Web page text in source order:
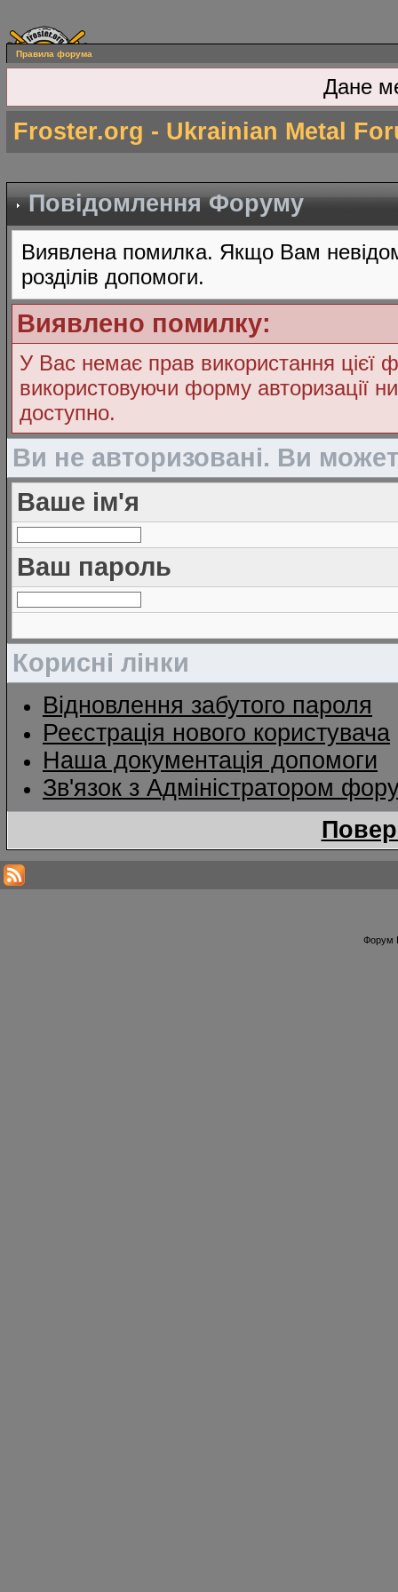
Правила форума
Дане
Froster.org - Ukrainian Metal
Повідомлення Форуму
Виявлена помилка. Якщо Вам
розділів допомоги.
Виявлено помилку:
У Вас немає прав використання цієї
використовуючи форму авторизації
доступно.
Ви не авторизовані. Ви
Ваше ім'я
Ваш пароль
Корисні лінки
Відновлення забутого пароля
Реєстрація нового користувача
Наша документація допомоги
Зв'язок з Адміністратором
Форум